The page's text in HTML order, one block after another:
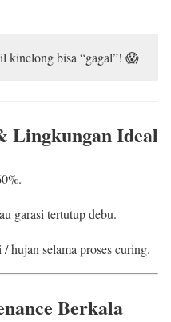
kinclong bisa “gagal”! 😱
Lingkungan Ideal
garasi tertutup debu.
hujan selama proses curing.
Berkala